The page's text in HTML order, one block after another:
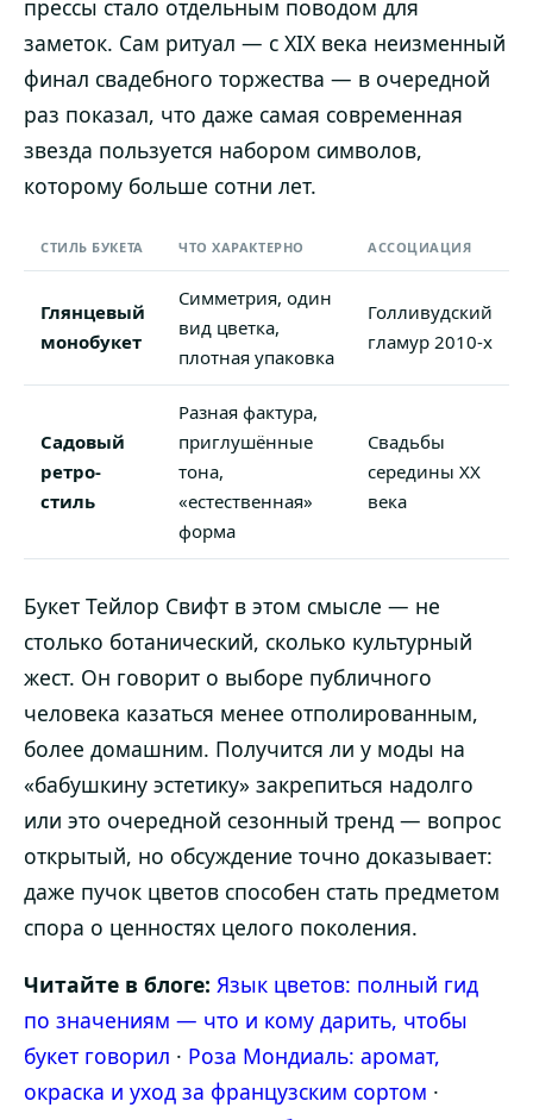
прессы стало отдельным поводом для
заметок. Сам ритуал — с XIX века неизменный
финал свадебного торжества — в очередной
раз показал, что даже самая современная
звезда пользуется набором символов,
которому больше сотни лет.
СТИЛЬ БУКЕТА ЧТО ХАРАКТЕРНО АССОЦИАЦИЯ
Глянцевый
монобукет
Симметрия, один
вид цветка,
плотная упаковка
Голливудский
гламур 2010-х
Садовый
ретро-
стиль
Разная фактура,
приглушённые
тона,
«естественная»
форма
Свадьбы
середины XX
века
Букет Тейлор Свифт в этом смысле — не
столько ботанический, сколько культурный
жест. Он говорит о выборе публичного
человека казаться менее отполированным,
более домашним. Получится ли у моды на
«бабушкину эстетику» закрепиться надолго
или это очередной сезонный тренд — вопрос
открытый, но обсуждение точно доказывает:
даже пучок цветов способен стать предметом
спора о ценностях целого поколения.
Читайте в блоге: Язык цветов: полный гид
по значениям — что и кому дарить, чтобы
букет говорил · Роза Мондиаль: аромат,
окраска и уход за французским сортом ·